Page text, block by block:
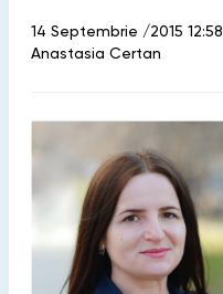
14 Septembrie /2015 12:58
Anastasia Certan